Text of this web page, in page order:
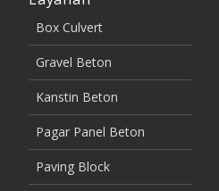
Box Culvert
Gravel Beton
Kanstin Beton
Pagar Panel Beton
Paving Block